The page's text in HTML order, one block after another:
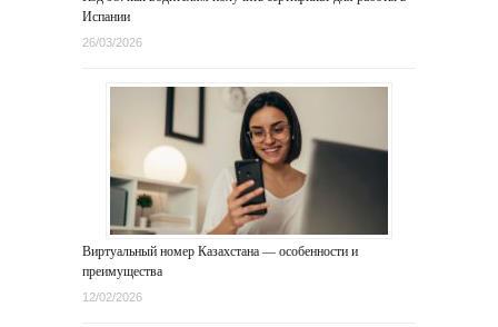
Испании
26/03/2026
Виртуальный номер Казахстана — особенности и
преимущества
12/02/2026